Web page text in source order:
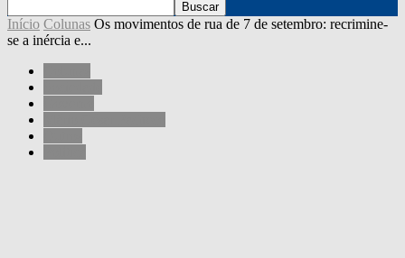
Início Colunas Os movimentos de rua de 7 de setembro: recrimine-
se a inércia e...